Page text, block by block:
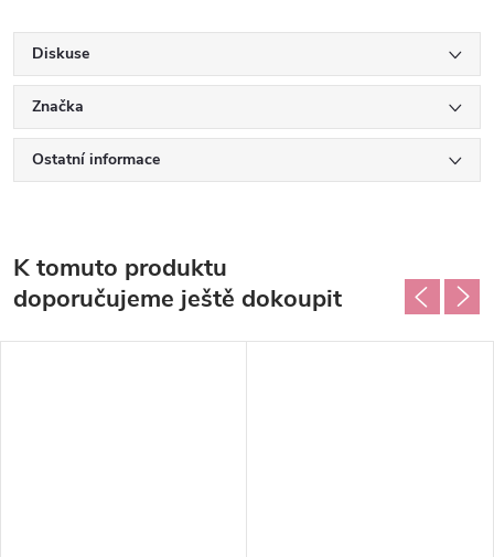
Diskuse
Značka
Ostatní informace
K tomuto produktu
doporučujeme ještě dokoupit